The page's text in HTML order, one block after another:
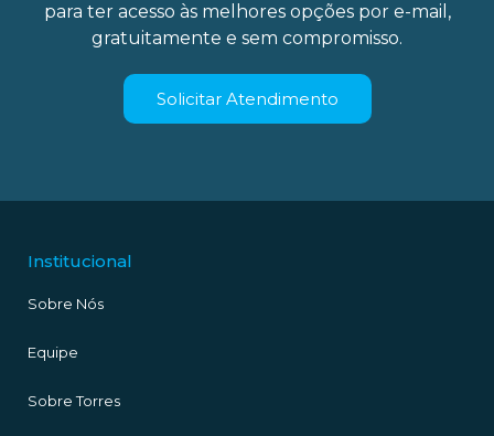
para ter acesso às melhores opções por e-mail,
gratuitamente e sem compromisso.
Solicitar Atendimento
Institucional
Sobre Nós
Equipe
Sobre Torres